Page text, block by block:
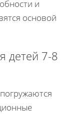
и
основой
детей 7-8